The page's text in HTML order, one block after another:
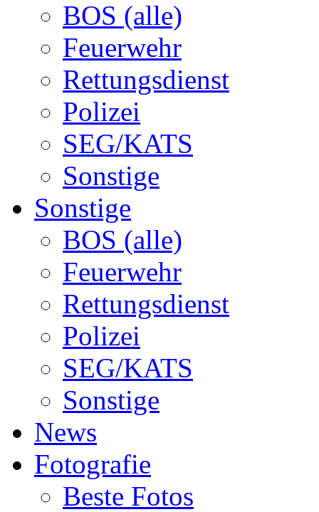
BOS (alle)
Feuerwehr
Rettungsdienst
Polizei
SEG/KATS
Sonstige
Sonstige
BOS (alle)
Feuerwehr
Rettungsdienst
Polizei
SEG/KATS
Sonstige
News
Fotografie
Beste Fotos